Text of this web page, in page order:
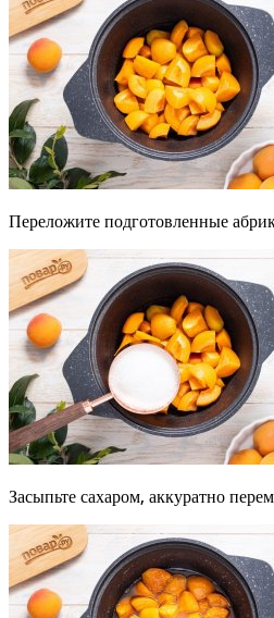
Переложите подготовленные
Засыпьте сахаром, аккуратно